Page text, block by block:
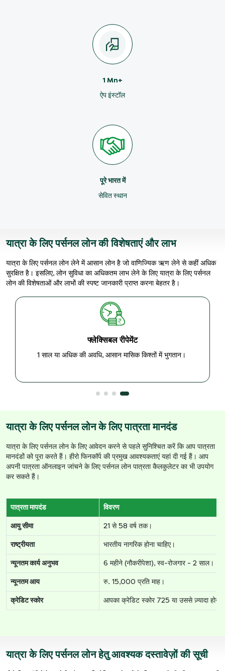
1 Mn+
ऐप इंस्टॉल
पूरे भारत में
सेवित स्थान
यात्रा के लिए पर्सनल लोन की विशेषताएं और लाभ
यात्रा के लिए पर्सनल लोन लेने में आसान लोन है जो वाणिज्यिक ऋण लेने से कहीं अधिक
सुरक्षित है। इसलिए, लोन सुविधा का अधिकतम लाभ लेने के लिए यात्रा के लिए पर्सनल
लोन की विशेषताओं और लाभों की स्पष्‍ट जानकारी प्राप्‍त करना बेहतर है।
सभी के लिए उपलब्ध
पहली बार आवेदन करने वालों के लिए भी।
यात्रा के लिए पर्सनल लोन के लिए पात्रता मानदंड
यात्रा के लिए पर्सनल लोन के लिए आवेदन करने से पहले सुनिश्चित करें कि आप पात्रता
मानदंडों को पूरा करते हैं। हीरो फिनकॉर्प की प्रमुख आवश्यकताएं यहां दी गई हैं। आप
अपनी पात्रता ऑनलाइन जांचने के लिए पर्सनल लोन पात्रता कैलकुलेटर का भी उपयोग
कर सकते हैं।
पात्रता मापदंड विवरण
आयु सीमा 21 से 58 वर्ष तक।
राष्ट्रीयता भारतीय नागरिक होना चाहिए।
न्यूनतम कार्य अनुभव 6 महीने (नौकरीपेशा), स्व-रोजगार - 2 साल।
न्यूनतम आय रु. 15,000 प्रति माह।
क्रेडिट स्कोर आपका क्रेडिट स्कोर 725 या उससे ज़्यादा होना
यात्रा के लिए पर्सनल लोन हेतु आवश्यक दस्तावेज़ों की सूची